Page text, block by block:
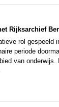
Rijksarchief
rol
periode
van